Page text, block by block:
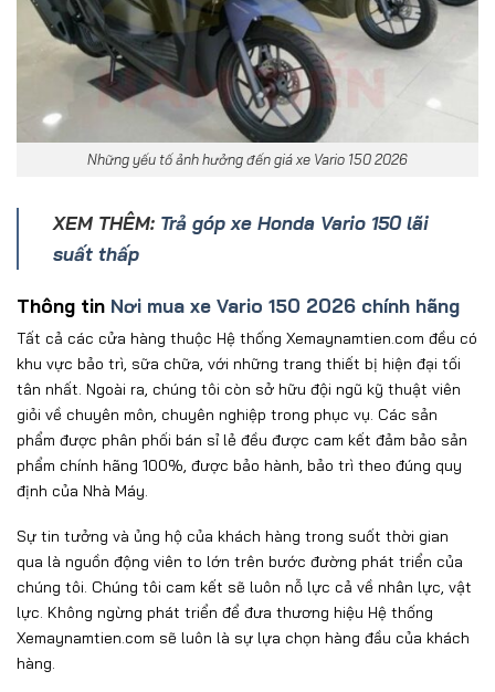
Những yếu tố ảnh hưởng đến giá xe Vario 150 2026
XEM THÊM: Trả góp xe Honda Vario 150 lãi
suất thấp
Thông tin Nơi mua xe Vario 150 2026 chính hãng
Tất cả các cửa hàng thuộc Hệ thống Xemaynamtien.com đều có
khu vực bảo trì, sữa chữa, với những trang thiết bị hiện đại tối
tân nhất. Ngoài ra, chúng tôi còn sở hữu đội ngũ kỹ thuật viên
giỏi về chuyên môn, chuyên nghiệp trong phục vụ. Các sản
phẩm được phân phối bán sỉ lẻ đều được cam kết đảm bảo sản
phẩm chính hãng 100%, được bảo hành, bảo trì theo đúng quy
định của Nhà Máy.
Sự tin tưởng và ủng hộ của khách hàng trong suốt thời gian
qua là nguồn động viên to lớn trên bước đường phát triển của
chúng tôi. Chúng tôi cam kết sẽ luôn nỗ lực cả về nhân lực, vật
lực. Không ngừng phát triển để đưa thương hiệu Hệ thống
Xemaynamtien.com sẽ luôn là sự lựa chọn hàng đầu của khách
hàng.